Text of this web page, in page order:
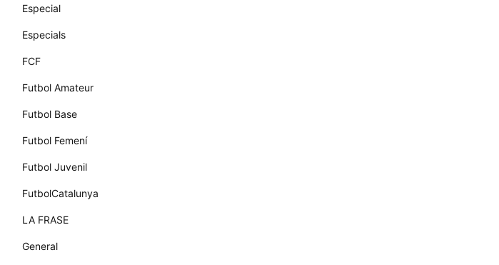
Especial
Especials
FCF
Futbol Amateur
Futbol Base
Futbol Femení
Futbol Juvenil
FutbolCatalunya
LA FRASE
General